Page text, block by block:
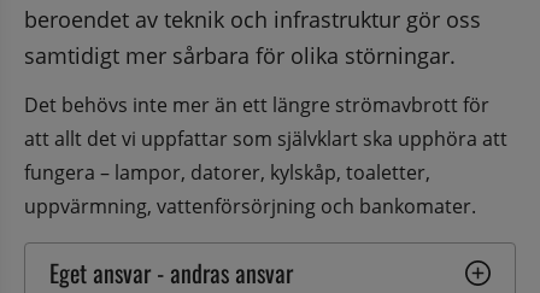
beroendet av teknik och infrastruktur gör oss
samtidigt mer sårbara för olika störningar.
Det behövs inte mer än ett längre strömavbrott för
att allt det vi uppfattar som självklart ska upphöra att
fungera – lampor, datorer, kylskåp, toaletter,
uppvärmning, vattenförsörjning och bankomater.
Eget ansvar - andras ansvar